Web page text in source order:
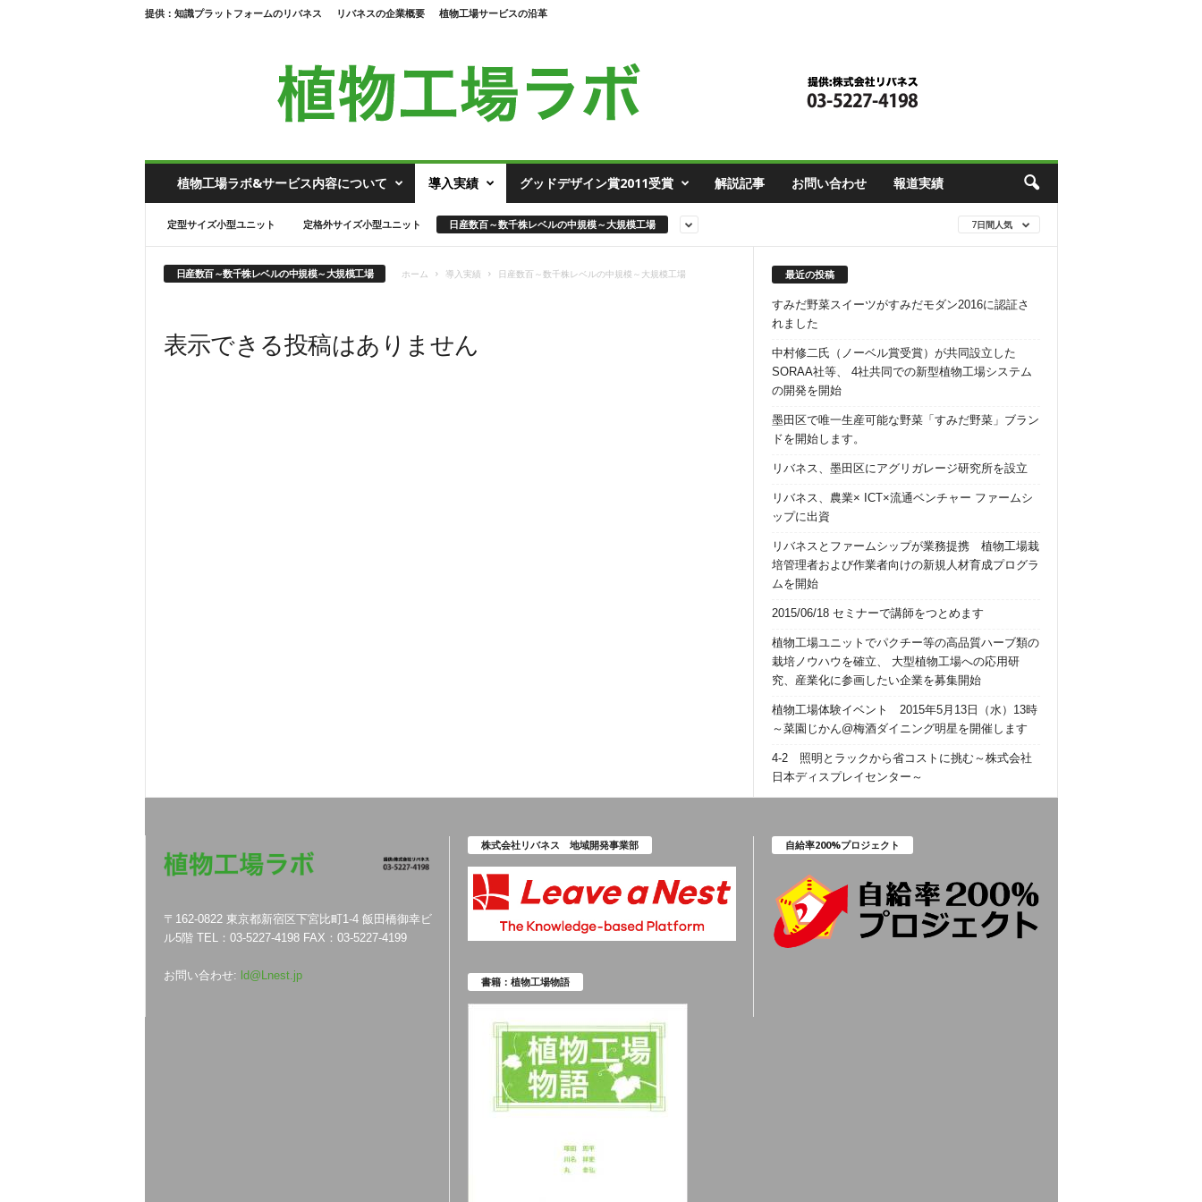
提供：知識プラットフォームのリバネス リバネスの企業概要 植物工場サービスの沿革
工
ラ
植物工場ラボ&サービス内容について 導入実績 グッドデザイン賞2011受賞 解説記事 お問い合わせ 報道実績
定型サイズ小型ユニット 定格外サイズ小型ユニット 日産数百～数千株レベルの中規模～大規模工場 7日間人気
日産数百～数千株レベルの中規模～大規模工場 ホーム 導入実績 日産数百～数千株レベルの中規模～大規模工場
表示できる投稿はありません
最近の投稿
すみだ野菜スイーツがすみだモダン2016に認証さ
れました
中村修二氏（ノーベル賞受賞）が共同設立した
SORAA社等、 4社共同での新型植物工場システム
の開発を開始
墨田区で唯一生産可能な野菜「すみだ野菜」ブラン
ドを開始します。
リバネス、墨田区にアグリガレージ研究所を設立
リバネス、農業× ICT×流通ベンチャー ファームシ
ップに出資
リバネスとファームシップが業務提携 植物工場栽
培管理者および作業者向けの新規人材育成プログラ
ムを開始
2015/06/18 セミナーで講師をつとめます
植物工場ユニットでパクチー等の高品質ハーブ類の
栽培ノウハウを確立、 大型植物工場への応用研
究、産業化に参画したい企業を募集開始
植物工場体験イベント 2015年5月13日（水）13時
～菜園じかん@梅酒ダイニング明星を開催します
4-2 照明とラックから省コストに挑む～株式会社
日本ディスプレイセンター～
〒162-0822 東京都新宿区下宮比町1-4 飯田橋御幸ビ
ル5階 TEL：03-5227-4198 FAX：03-5227-4199
お問い合わせ: ld@Lnest.jp
株式会社リバネス 地域開発事業部
書籍：植物工場物語
自給率200%プロジェクト